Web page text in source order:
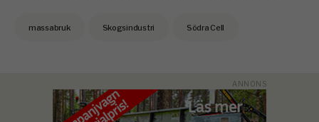
massabruk Skogsindustri Södra Cell